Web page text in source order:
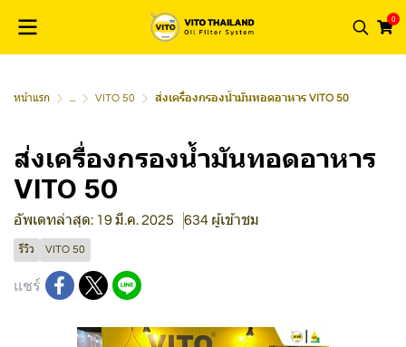
0
หน้าแรก ... VITO 50 ส่งเครื่องกรองน้ำมันทอดอาหาร VITO 50
ส่งเครื่องกรองน้ำมันทอดอาหาร
VITO 50
อัพเดทล่าสุด: 19 มี.ค. 2025 634 ผู้เข้าชม
รีวิว VITO 50
แชร์